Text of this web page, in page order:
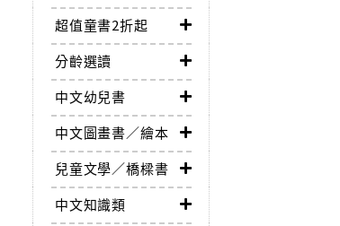
超值童書2折起
分齡選讀
中文幼兒書
中文圖畫書／繪本
兒童文學／橋樑書
中文知識類